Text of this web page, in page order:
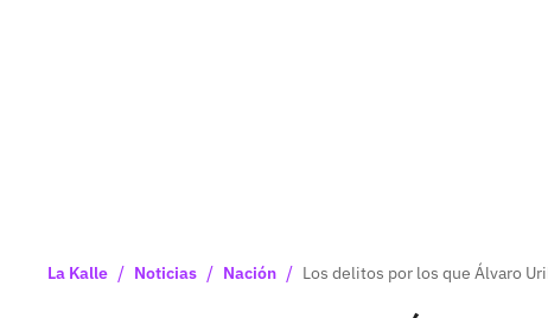
La Kalle / Noticias / Nación / Los delitos por los que Álvaro